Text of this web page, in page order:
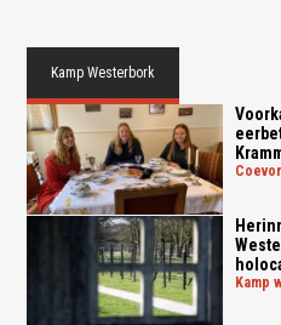
Kamp Westerbork
kamp